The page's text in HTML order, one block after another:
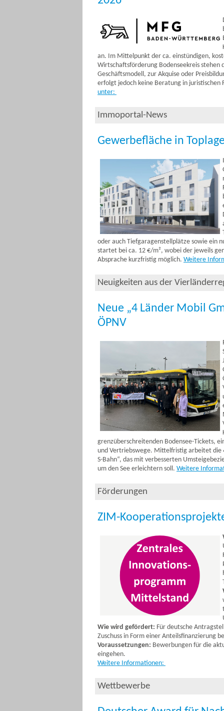
an. Im Mittelpunkt der ca. einstündigen,
Wirtschaftsförderung Bodenseekreis stehen
Geschäftsmodell, zur Akquise oder
erfolgt jedoch keine Beratung in juristischen
unter:
Immoportal-News
Gewerbefläche in
oder auch Tiefgaragenstellplätze sowie ein
startet bei ca. 12 €/m², wobei der jeweils
Absprache kurzfristig möglich. Weitere
Neuigkeiten aus der
Neue „4 Länder Mobil
ÖPNV
grenzüberschreitenden Bodensee-Tickets,
und Vertriebswege. Mittelfristig arbeitet die
S-Bahn“, das mit verbesserten
um den See erleichtern soll. Weitere
Förderungen
ZIM-
Wie wird gefördert: Für deutsche
Zuschuss in Form einer Anteilsfinanzierung
Voraussetzungen: Bewerbungen für die
eingehen.
Weitere Informationen:
Wettbewerbe